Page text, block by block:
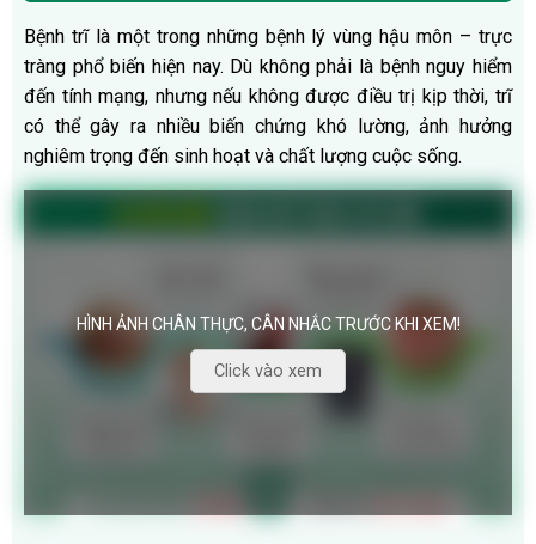
Bệnh trĩ là một trong những bệnh lý vùng hậu môn – trực
tràng phổ biến hiện nay. Dù không phải là bệnh nguy hiểm
đến tính mạng, nhưng nếu không được điều trị kịp thời, trĩ
có thể gây ra nhiều biến chứng khó lường, ảnh hưởng
nghiêm trọng đến sinh hoạt và chất lượng cuộc sống.
HÌNH ẢNH CHÂN THỰC, CÂN NHẮC TRƯỚC KHI XEM!
Click vào xem